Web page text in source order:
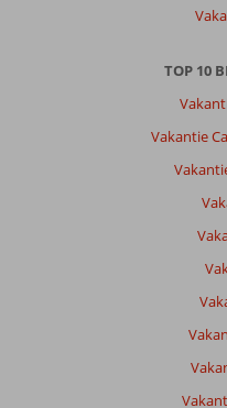
TOP 10
Vakantie